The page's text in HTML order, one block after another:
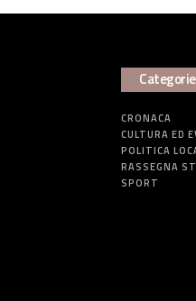
Categorie
CRONACA
CULTURA ED
POLITICA
RASSEGNA
SPORT